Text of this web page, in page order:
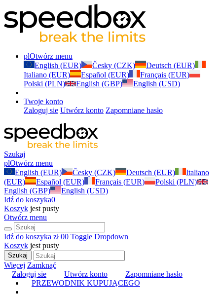
plOtwórz menu
English (EUR)
Česky (CZK)
Deutsch (EUR)
Italiano (EUR)
Español (EUR)
Français (EUR)
Polski (PLN)
English (GBP) English (USD)
Twoje konto
Zaloguj sie Utwórz konto Zapomniane hasło
Szukaj
plOtwórz menu
English (EUR)
Česky (CZK) Deutsch (EUR)
Italiano
(EUR)
Español (EUR) Français (EUR)
Polski (PLN)
English (GBP)
English (USD)
Idź do koszyka0
Koszyk jest pusty
Otwórz menu
Idź do koszyka zł 00 Toggle Dropdown
Koszyk jest pusty
Szukaj
Więcej Zamknąć
Zaloguj sie
Utwórz konto
Zapomniane hasło
PRZEWODNIK KUPUJĄCEGO